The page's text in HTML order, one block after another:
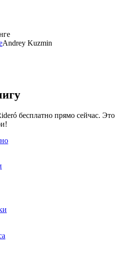
Andrey Kuzmin
бесплатно прямо сейчас. Это